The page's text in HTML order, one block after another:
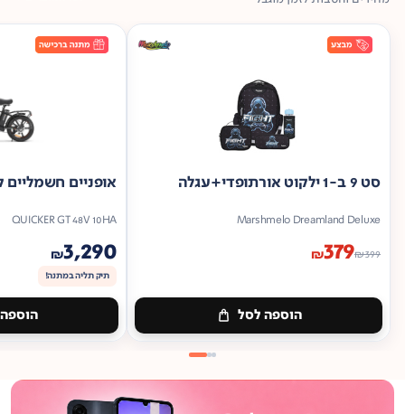
סט 9 ב-1 ילקוט אורתופדי+עגלה
Marshmelo Dreamland Deluxe
₪399
₪379
הוספה לסל
אופניים חשמליים
QUICKER GT 48V 10HA
₪3,290
תיק תליה במתנה!